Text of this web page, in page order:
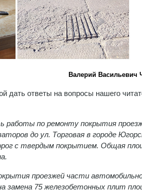
Валерий Васильевич
дать ответы на вопросы нашего
работы по ремонту покрытия
до ул. Торговая в городе
с твердым покрытием. Общая
проезжей части
замена 75 железобетонных плит